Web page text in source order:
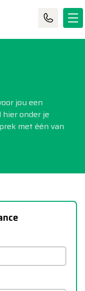
jou een
onder je
met één van